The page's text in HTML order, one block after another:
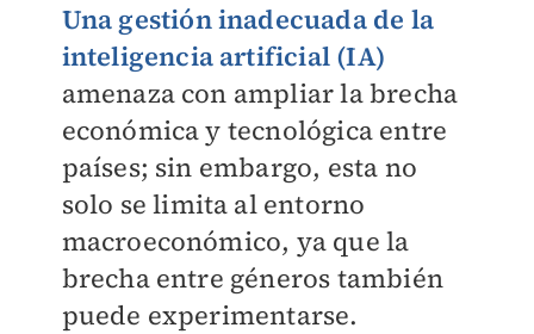
Una gestión inadecuada de la
inteligencia artificial (IA)
amenaza con ampliar la brecha
económica y tecnológica entre
países; sin embargo, esta no
solo se limita al entorno
macroeconómico, ya que la
brecha entre géneros también
puede experimentarse.